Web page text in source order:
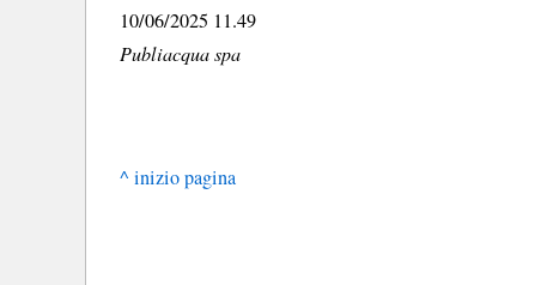
10/06/2025 11.49
Publiacqua spa
^ inizio pagina